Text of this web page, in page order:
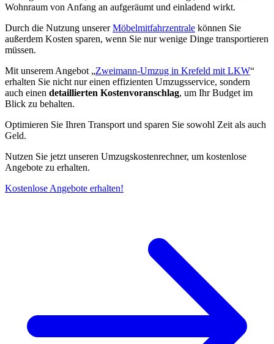
Wohnraum von Anfang an aufgeräumt und einladend wirkt.
Durch die Nutzung unsererMöbelmitfahrzentrale können Sie
außerdem Kosten sparen, wenn Sie nur wenige Dinge transportieren
müssen.
Mit unserem Angebot „Zweimann-Umzug in Krefeld mit LKW“
erhalten Sie nicht nur einen effizienten Umzugsservice, sondern
auch einen detaillierten Kostenvoranschlag, um Ihr Budget im
Blick zu behalten.
Optimieren Sie Ihren Transport und sparen Sie sowohl Zeit als auch
Geld.
Nutzen Sie jetzt unseren Umzugskostenrechner, um kostenlose
Angebote zu erhalten.
Kostenlose Angebote erhalten!